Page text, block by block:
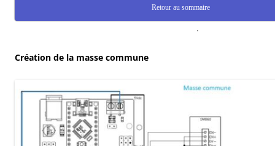
Retour au sommaire
.
Création de la masse commune